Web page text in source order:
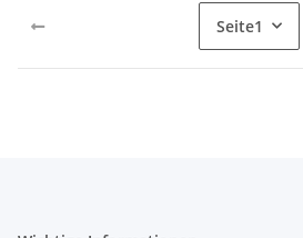
Seite1